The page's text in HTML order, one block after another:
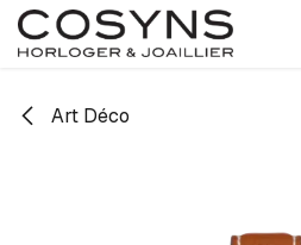
SE RENDRE AU CONTENU
Art Déco